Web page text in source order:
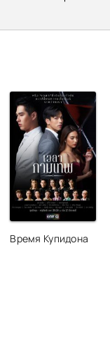
Время Купидона